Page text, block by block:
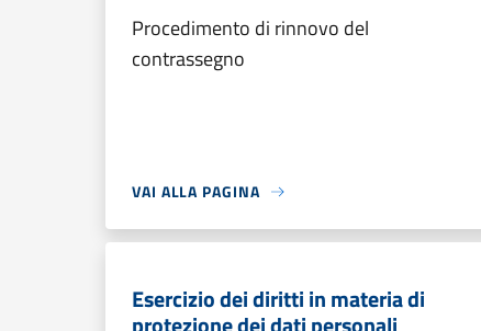
Procedimento di rinnovo del
contrassegno
VAI ALLA PAGINA
Esercizio dei diritti in materia di